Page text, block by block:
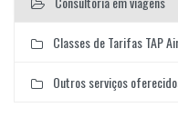
Classes de Tarifas TAP
Outros serviços